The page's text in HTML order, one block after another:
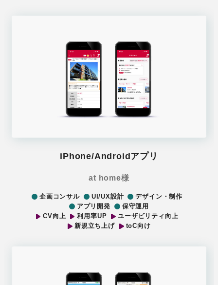
iPhone/Androidアプリ
at home様
企画コンサル UI/UX設計
デザイン・制作
アプリ開発
保守運用
CV向上
利用率UP
ユーザビリティ向上
新規立ち上げ
toC向け